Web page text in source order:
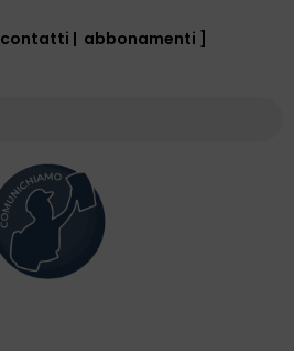
contatti | abbonamenti ]